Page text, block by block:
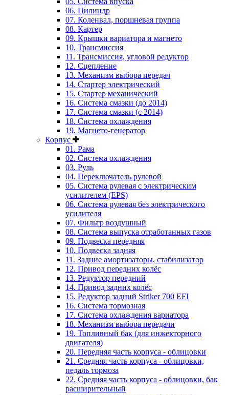
06. Цилиндр
07. Коленвал, поршневая группа
08. Картер
09. Крышки вариатора и магнето
10. Трансмиссия
11. Трансмиссия, угловой редуктор
12. Сцепление
13. Механизм выбора передач
14. Стартер электрический
15. Стартер механический
16. Система смазки (до 2014)
17. Система смазки (с 2014)
18. Система охлаждения
19. Магнето-генератор
Корпус
01. Рама
02. Система охлаждения
03. Руль
04. Переключатель рулевой
05. Система рулевая с электрическим
усилителем (EPS)
06. Система рулевая без электрического
усилителя
07. Фильтр воздушный
08. Система выпуска отработанных газов
09. Подвеска передняя
10. Подвеска задняя
11. Задние амортизаторы, стабилизатор
12. Привод передних колёс
13. Редуктор передний
14. Привод задних колёс
15. Редуктор задний Striker 700 EFI
16. Система тормозная
17. Система охлаждения вариатора
18. Механизм выбора передачи
19. Топливный бак (для инжекторного
двигателя)
20. Передняя часть корпуса - облицовки
21. Средняя часть корпуса - облицовки,
педаль тормоза
22. Средняя часть корпуса - облицовки, бак
расширительный